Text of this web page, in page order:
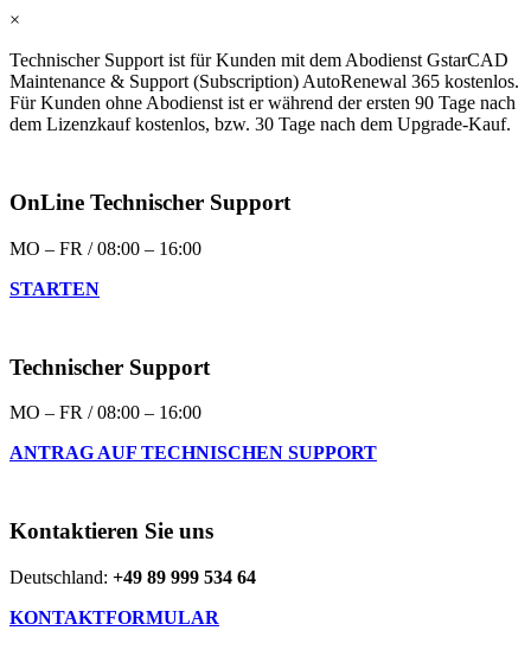
×
Technischer Support ist für Kunden mit dem Abodienst GstarCAD
Maintenance & Support (Subscription) AutoRenewal 365 kostenlos.
Für Kunden ohne Abodienst ist er während der ersten 90 Tage nach
dem Lizenzkauf kostenlos, bzw. 30 Tage nach dem Upgrade-Kauf.
OnLine Technischer Support
MO – FR / 08:00 – 16:00
STARTEN
Technischer Support
MO – FR / 08:00 – 16:00
ANTRAG AUF TECHNISCHEN SUPPORT
Kontaktieren Sie uns
Deutschland: +49 89 999 534 64
KONTAKTFORMULAR